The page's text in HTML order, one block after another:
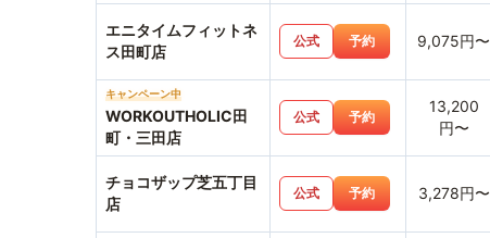
エニタイムフィットネ
ス田町店
公式 予約 9,075円〜
キャンペーン中
WORKOUTHOLIC田
町・三田店
公式 予約
13,200
円〜
チョコザップ芝五丁目
店
公式 予約 3,278円〜